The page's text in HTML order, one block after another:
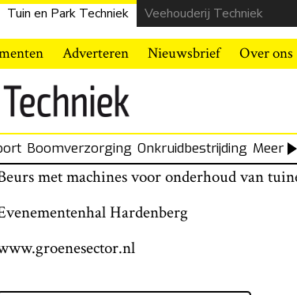
Tuin en Park Techniek Veehouderij Techniek
Adverteren Nieuwsbrief Over ons
Boomverzorging Onkruidbestrijding Meer
met machines voor onderhoud van
Hardenberg